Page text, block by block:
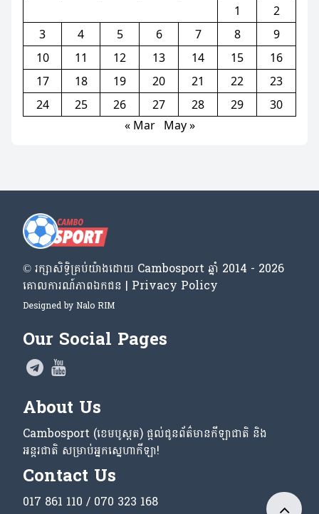
1
2
3
4 5 6 7 8
9
10
11 12 13 14 15
16
17
18 19 20 21 22
23
24
25 26 27 28 29
30
« Mar
May »
© រក្សា​សិទ្ធិ​គ្រប់​យ៉ាង​ដោយ​ Cambosport ឆ្នាំ 2014 - 2026
គោលការណ៍​ភាព​ឯកជន | Privacy Policy
Designed by Nalo RIM
Our Social Pages
About Us
Cambosport (ខេមបូស្ពត) ផ្តល់ជូនព័ត៌មានកីឡាជាតិ និង
អន្តរជាតិ សម្រាប់អ្នកស្នេហាកីឡា!
Contact Us
017 861 110 / 070 323 168